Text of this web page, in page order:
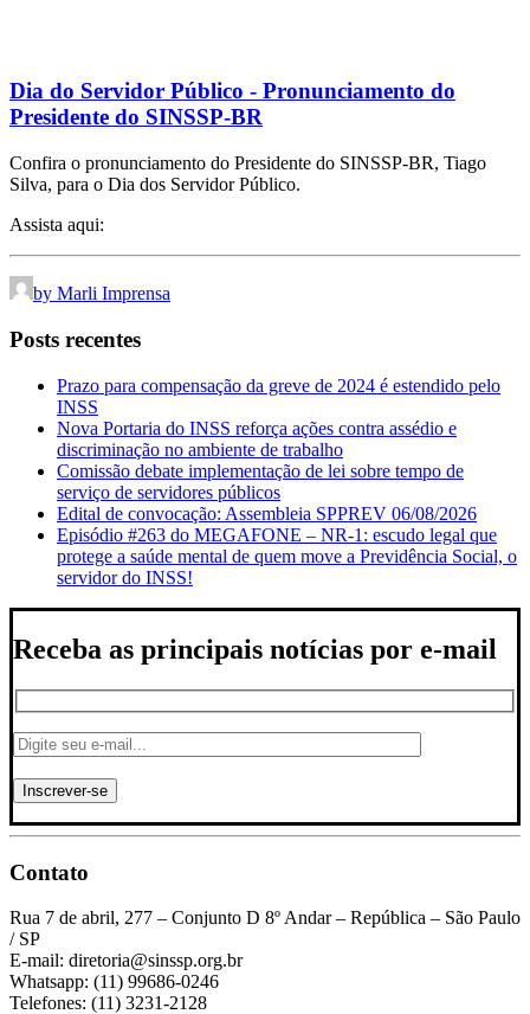
Dia do Servidor Público - Pronunciamento do
Presidente do SINSSP-BR
Confira o pronunciamento do Presidente do SINSSP-BR, Tiago
Silva, para o Dia dos Servidor Público.
Assista aqui:
by Marli Imprensa
Posts recentes
Prazo para compensação da greve de 2024 é estendido pelo
INSS
Nova Portaria do INSS reforça ações contra assédio e
discriminação no ambiente de trabalho
Comissão debate implementação de lei sobre tempo de
serviço de servidores públicos
Edital de convocação: Assembleia SPPREV 06/08/2026
Episódio #263 do MEGAFONE – NR-1: escudo legal que
protege a saúde mental de quem move a Previdência Social, o
servidor do INSS!
Receba as principais notícias por e-mail
Contato
Rua 7 de abril, 277 – Conjunto D 8º Andar – República – São Paulo
/ SP
E-mail: diretoria@sinssp.org.br
Whatsapp: (11) 99686-0246
Telefones: (11) 3231-2128